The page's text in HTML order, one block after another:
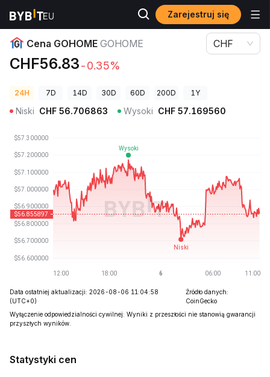
Zarejestruj się
Ceny kryptowalut Cena GOHOME GOHOME
Cena GOHOME GOHOME
CHF56.83-0.35%
CHF
24H 7D 14D 30D 60D 200D 1Y
Niski CHF 56.706863 Wysoki CHF 57.169560
Data ostatniej aktualizacji: 2026-08-06 11:04:58
(UTC+0)
Źródło danych:
CoinGecko
Wyłączenie odpowiedzialności cywilnej: Wyniki z przeszłości nie stanowią gwarancji
przyszłych wyników.
Statystyki cen